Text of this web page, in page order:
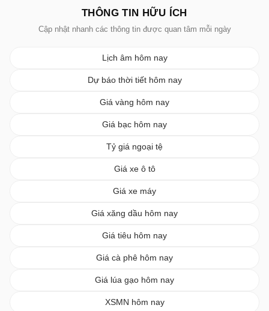
THÔNG TIN HỮU ÍCH
Cập nhật nhanh các thông tin được quan tâm mỗi ngày
Lịch âm hôm nay
Dự báo thời tiết hôm nay
Giá vàng hôm nay
Giá bạc hôm nay
Tỷ giá ngoại tệ
Giá xe ô tô
Giá xe máy
Giá xăng dầu hôm nay
Giá tiêu hôm nay
Giá cà phê hôm nay
Giá lúa gạo hôm nay
XSMN hôm nay